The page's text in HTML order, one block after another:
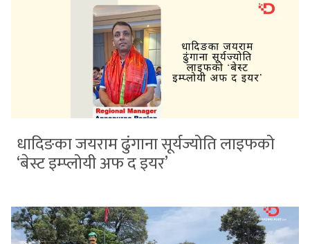
धादिङका जयराम ढुंगाना सूर्यज्योति लाइफको
‘बेस्ट इम्प्लोयी अफ द इयर’